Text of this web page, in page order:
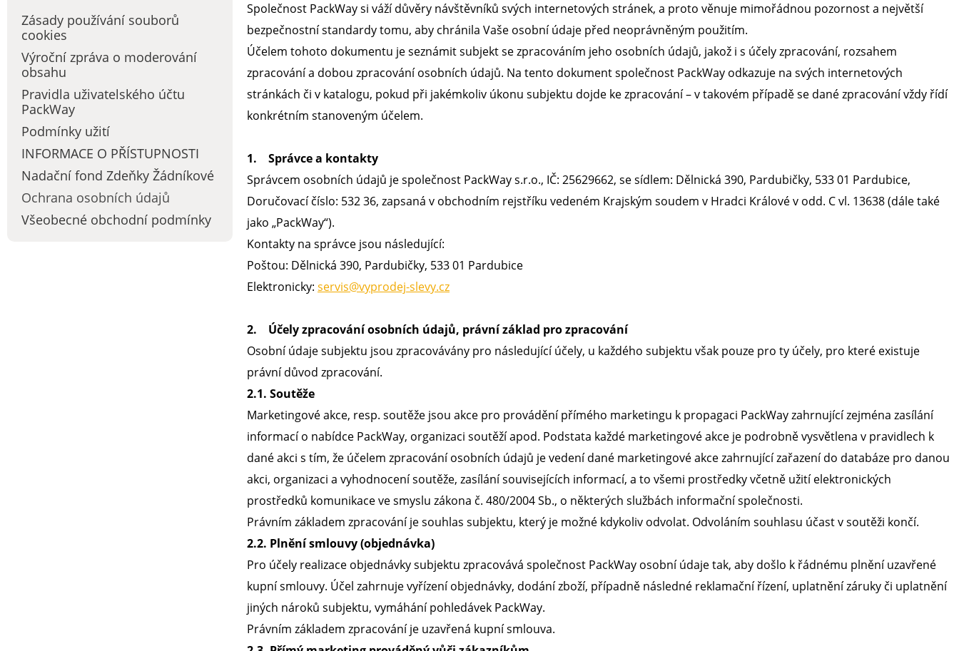
Zásady používání souborů
cookies
Výroční zpráva o moderování
obsahu
Pravidla uživatelského účtu
PackWay
Podmínky užití
INFORMACE O PŘÍSTUPNOSTI
Nadační fond Zdeňky Žádníkové
Ochrana osobních údajů
Všeobecné obchodní podmínky
Společnost PackWay si váží důvěry návštěvníků svých internetových stránek, a proto věnuje mimořádnou pozornost a největší
bezpečnostní standardy tomu, aby chránila Vaše osobní údaje před neoprávněným použitím.
Účelem tohoto dokumentu je seznámit subjekt se zpracováním jeho osobních údajů, jakož i s účely zpracování, rozsahem
zpracování a dobou zpracování osobních údajů. Na tento dokument společnost PackWay odkazuje na svých internetových
stránkách či v katalogu, pokud při jakémkoliv úkonu subjektu dojde ke zpracování – v takovém případě se dané zpracování vždy řídí
konkrétním stanoveným účelem.
1. Správce a kontakty
Správcem osobních údajů je společnost PackWay s.r.o., IČ: 25629662, se sídlem: Dělnická 390, Pardubičky, 533 01 Pardubice,
Doručovací číslo: 532 36, zapsaná v obchodním rejstříku vedeném Krajským soudem v Hradci Králové v odd. C vl. 13638 (dále také
jako „PackWay“).
Kontakty na správce jsou následující:
Poštou: Dělnická 390, Pardubičky, 533 01 Pardubice
Elektronicky: servis@vyprodej-slevy.cz
2. Účely zpracování osobních údajů, právní základ pro zpracování
Osobní údaje subjektu jsou zpracovávány pro následující účely, u každého subjektu však pouze pro ty účely, pro které existuje
právní důvod zpracování.
2.1. Soutěže
Marketingové akce, resp. soutěže jsou akce pro provádění přímého marketingu k propagaci PackWay zahrnující zejména zasílání
informací o nabídce PackWay, organizaci soutěží apod. Podstata každé marketingové akce je podrobně vysvětlena v pravidlech k
dané akci s tím, že účelem zpracování osobních údajů je vedení dané marketingové akce zahrnující zařazení do databáze pro danou
akci, organizaci a vyhodnocení soutěže, zasílání souvisejících informací, a to všemi prostředky včetně užití elektronických
prostředků komunikace ve smyslu zákona č. 480/2004 Sb., o některých službách informační společnosti.
Právním základem zpracování je souhlas subjektu, který je možné kdykoliv odvolat. Odvoláním souhlasu účast v soutěži končí.
2.2. Plnění smlouvy (objednávka)
Pro účely realizace objednávky subjektu zpracovává společnost PackWay osobní údaje tak, aby došlo k řádnému plnění uzavřené
kupní smlouvy. Účel zahrnuje vyřízení objednávky, dodání zboží, případně následné reklamační řízení, uplatnění záruky či uplatnění
jiných nároků subjektu, vymáhání pohledávek PackWay.
Právním základem zpracování je uzavřená kupní smlouva.